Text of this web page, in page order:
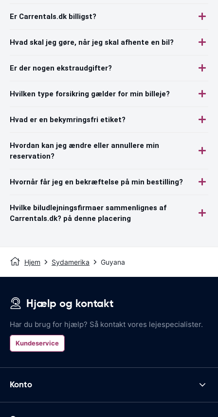
Er Carrentals.dk billigst?
Hvad skal jeg gøre, når jeg skal afhente en bil?
Er der nogen ekstraudgifter?
Hvilken type forsikring gælder for min billeje?
Hvad er en bekymringsfri etiket?
Hvordan kan jeg ændre eller annullere min
reservation?
Hvornår får jeg en bekræftelse på min bestilling?
Hvilke biludlejningsfirmaer sammenlignes af
Carrentals.dk? på denne placering
Hjem Sydamerika Guyana
Hjælp og kontakt
Har du brug for hjælp? Så kontakt vores lejespecialister.
Kundeservice
Konto